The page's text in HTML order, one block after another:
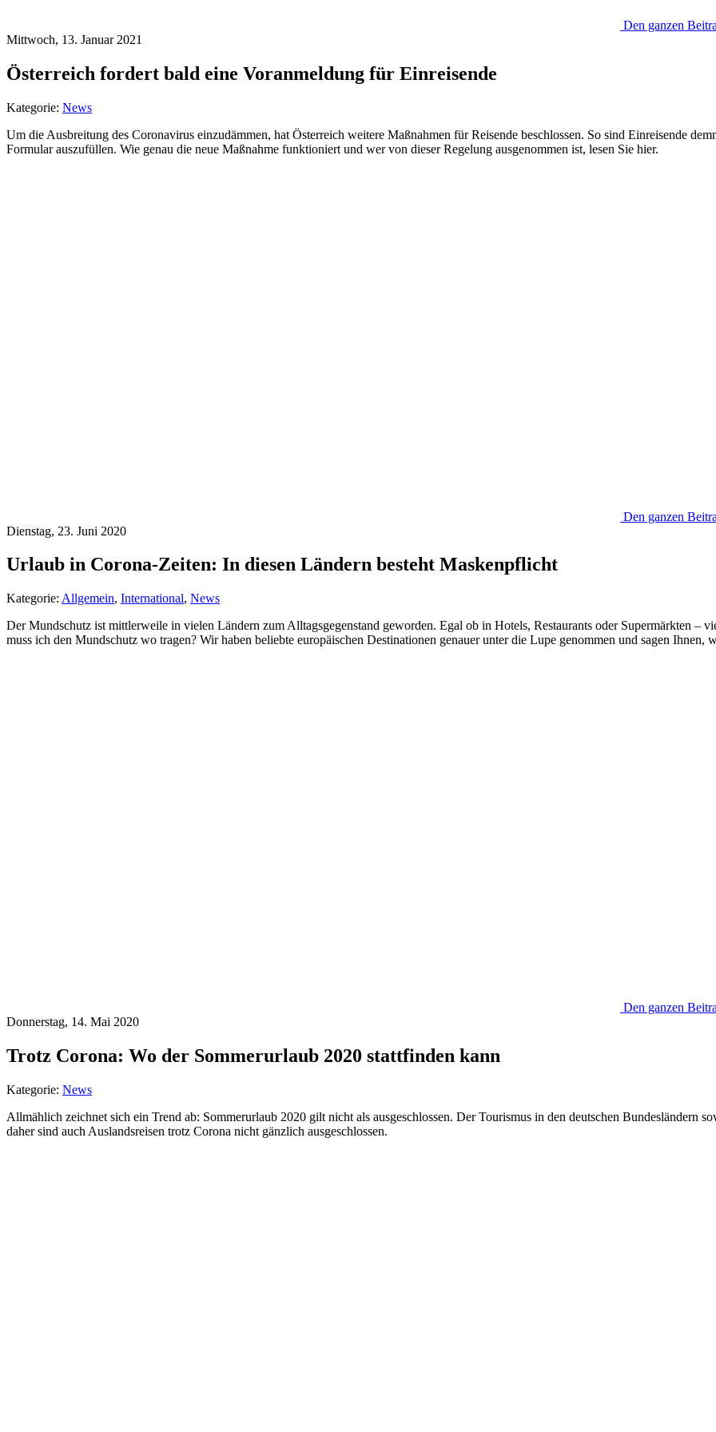
Den ganzen
Mittwoch, 13. Januar 2021
Österreich fordert bald eine Voranmeldung für Einreisende
Kategorie: News
Um die Ausbreitung des Coronavirus einzudämmen, hat Österreich weitere Maßnahmen für Reisende beschlossen. So sind Einreisende
Formular auszufüllen. Wie genau die neue Maßnahme funktioniert und wer von dieser Regelung ausgenommen ist, lesen Sie hier.
Den ganzen
Dienstag, 23. Juni 2020
Urlaub in Corona-Zeiten: In diesen Ländern besteht Maskenpflicht
Kategorie: Allgemein, International, News
Der Mundschutz ist mittlerweile in vielen Ländern zum Alltagsgegenstand geworden. Egal ob in Hotels, Restaurants oder Supermärkten –
muss ich den Mundschutz wo tragen? Wir haben beliebte europäischen Destinationen genauer unter die Lupe genommen und sagen Ihnen,
Den ganzen
Donnerstag, 14. Mai 2020
Trotz Corona: Wo der Sommerurlaub 2020 stattfinden kann
Kategorie: News
Allmählich zeichnet sich ein Trend ab: Sommerurlaub 2020 gilt nicht als ausgeschlossen. Der Tourismus in den deutschen Bundesländern
daher sind auch Auslandsreisen trotz Corona nicht gänzlich ausgeschlossen.